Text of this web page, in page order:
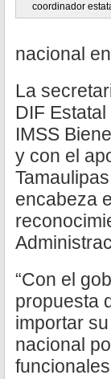
coordinador
nacional
La
DIF
IMSS
y con el
encabeza
“Con el
propuesta
importar
nacional